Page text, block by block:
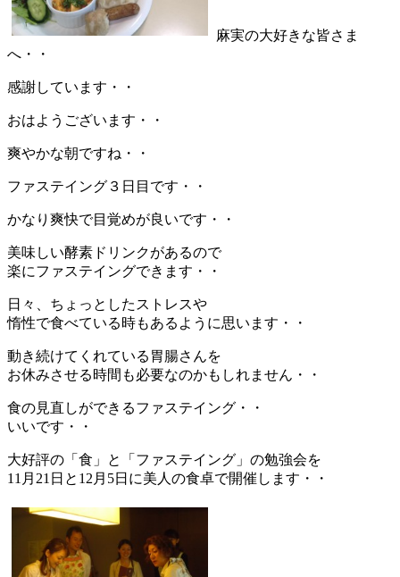
麻実の大好きな皆さま
へ・・
感謝しています・・
おはようございます・・
爽やかな朝ですね・・
ファステイング３日目です・・
かなり爽快で目覚めが良いです・・
美味しい酵素ドリンクがあるので
楽にファステイングできます・・
日々、ちょっとしたストレスや
惰性で食べている時もあるように思います・・
動き続けてくれている胃腸さんを
お休みさせる時間も必要なのかもしれません・・
食の見直しができるファステイング・・
いいです・・
大好評の「食」と「ファステイング」の勉強会を
11月21日と12月5日に美人の食卓で開催します・・